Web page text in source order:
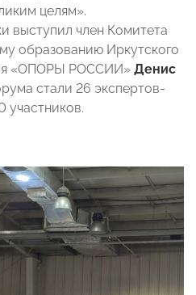
целям».
выступил член Комитета
образованию Иркутского
«ОПОРЫ РОССИИ» Денис
стали 26 экспертов-
участников.